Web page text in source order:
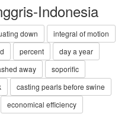
Indonesia
down
integral of motion
percent
day a year
away
soporific
casting pearls before swine
economical efficiency